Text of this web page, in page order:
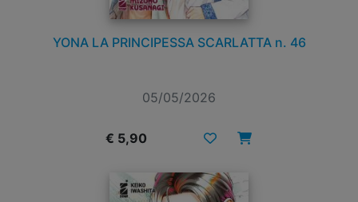
YONA LA PRINCIPESSA SCARLATTA n. 46
05/05/2026
€ 5,90